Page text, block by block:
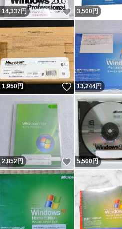
14,337円 いいね！
3,500 円
1,950円 いいね！
13,244円
2,852円 いいね！
5,500円